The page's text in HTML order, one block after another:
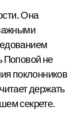
Она
Поповой не
поклонников
держать
секрете.